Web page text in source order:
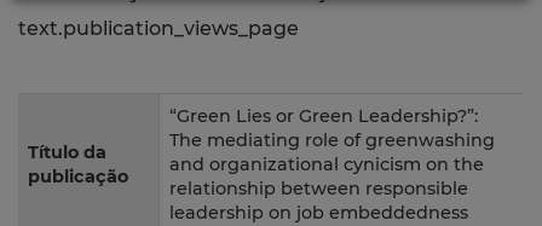
text.publication_views_page
Título da
publicação
“Green Lies or Green Leadership?”:
The mediating role of greenwashing
and organizational cynicism on the
relationship between responsible
leadership on job embeddedness